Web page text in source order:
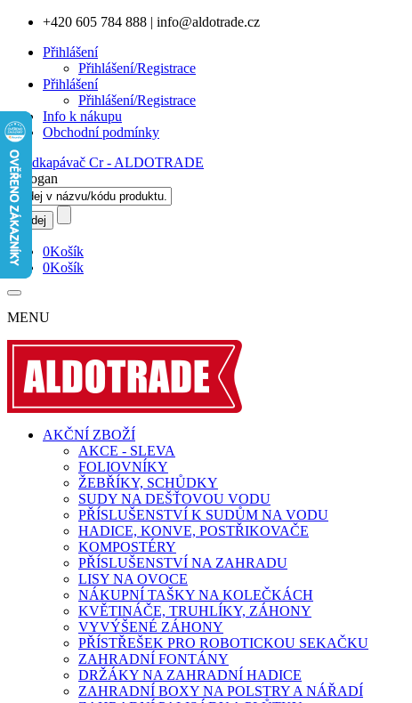
+420 605 784 888 | info@aldotrade.cz
Přihlášení
Přihlášení/Registrace
Přihlášení
Přihlášení/Registrace
Info k nákupu
Obchodní podmínky
0Košík
0Košík
MENU
AKČNÍ ZBOŽÍ
AKCE - SLEVA
FOLIOVNÍKY
ŽEBŘÍKY, SCHŮDKY
SUDY NA DEŠŤOVOU VODU
PŘÍSLUŠENSTVÍ K SUDŮM NA VODU
HADICE, KONVE, POSTŘIKOVAČE
KOMPOSTÉRY
PŘÍSLUŠENSTVÍ NA ZAHRADU
LISY NA OVOCE
NÁKUPNÍ TAŠKY NA KOLEČKÁCH
KVĚTINÁČE, TRUHLÍKY, ZÁHONY
VYVÝŠENÉ ZÁHONY
PŘÍSTŘEŠEK PRO ROBOTICKOU SEKAČKU
ZAHRADNÍ FONTÁNY
DRŽÁKY NA ZAHRADNÍ HADICE
ZAHRADNÍ BOXY NA POLSTRY A NÁŘADÍ